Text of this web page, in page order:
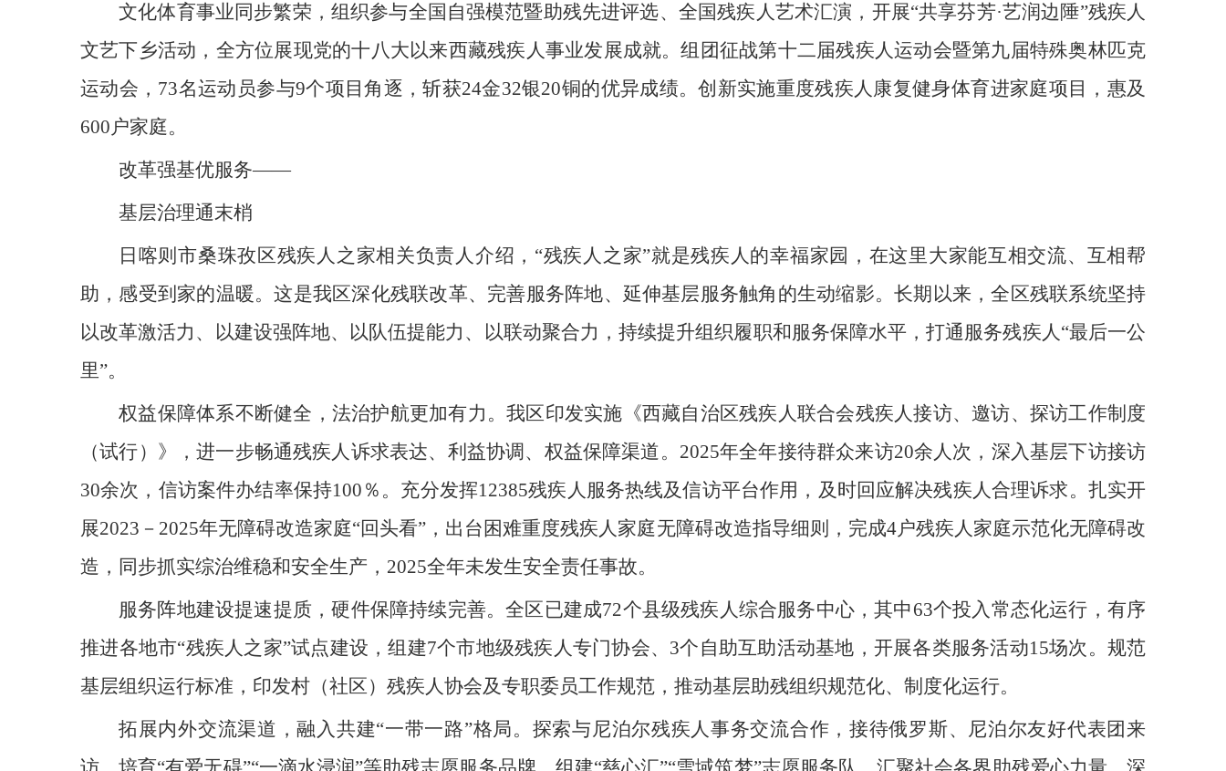
文化体育事业同步繁荣，组织参与全国自强模范暨助残先进评选、全国残疾人艺术汇演，开展“共享芬芳·艺润边陲”残疾人
文艺下乡活动，全方位展现党的十八大以来西藏残疾人事业发展成就。组团征战第十二届残疾人运动会暨第九届特殊奥林匹克
运动会，73名运动员参与9个项目角逐，斩获24金32银20铜的优异成绩。创新实施重度残疾人康复健身体育进家庭项目，惠及
600户家庭。
改革强基优服务——
基层治理通末梢
日喀则市桑珠孜区残疾人之家相关负责人介绍，“残疾人之家”就是残疾人的幸福家园，在这里大家能互相交流、互相帮
助，感受到家的温暖。这是我区深化残联改革、完善服务阵地、延伸基层服务触角的生动缩影。长期以来，全区残联系统坚持
以改革激活力、以建设强阵地、以队伍提能力、以联动聚合力，持续提升组织履职和服务保障水平，打通服务残疾人“最后一公
里”。
权益保障体系不断健全，法治护航更加有力。我区印发实施《西藏自治区残疾人联合会残疾人接访、邀访、探访工作制度
（试行）》，进一步畅通残疾人诉求表达、利益协调、权益保障渠道。2025年全年接待群众来访20余人次，深入基层下访接访
30余次，信访案件办结率保持100％。充分发挥12385残疾人服务热线及信访平台作用，及时回应解决残疾人合理诉求。扎实开
展2023－2025年无障碍改造家庭“回头看”，出台困难重度残疾人家庭无障碍改造指导细则，完成4户残疾人家庭示范化无障碍改
造，同步抓实综治维稳和安全生产，2025全年未发生安全责任事故。
服务阵地建设提速提质，硬件保障持续完善。全区已建成72个县级残疾人综合服务中心，其中63个投入常态化运行，有序
推进各地市“残疾人之家”试点建设，组建7个市地级残疾人专门协会、3个自助互助活动基地，开展各类服务活动15场次。规范
基层组织运行标准，印发村（社区）残疾人协会及专职委员工作规范，推动基层助残组织规范化、制度化运行。
拓展内外交流渠道，融入共建“一带一路”格局。探索与尼泊尔残疾人事务交流合作，接待俄罗斯、尼泊尔友好代表团来